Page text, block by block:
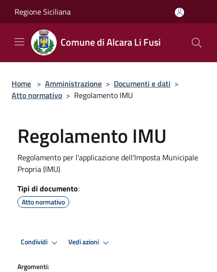
Regione Siciliana
Comune di Alcara Li Fusi
Home > Amministrazione > Documenti e dati >
Atto normativo > Regolamento IMU
Regolamento IMU
Regolamento per l'applicazione dell'Imposta Municipale
Propria (IMU)
Tipi di documento:
Atto normativo
Condividi Vedi azioni
Argomenti: